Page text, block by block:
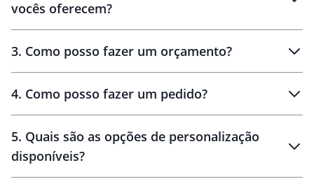
vocês oferecem?
personalizados
3. Como posso fazer um orçamento?
brinde
personalização
4. Como posso fazer um pedido?
amostra virtual
5. Quais são as opções de personalização
disponíveis?